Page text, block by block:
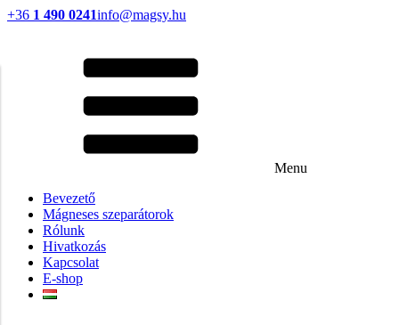
+36 1 490 0241info@magsy.hu
Menu
Bevezető
Mágneses szeparátorok
Rólunk
Hivatkozás
Kapcsolat
E-shop